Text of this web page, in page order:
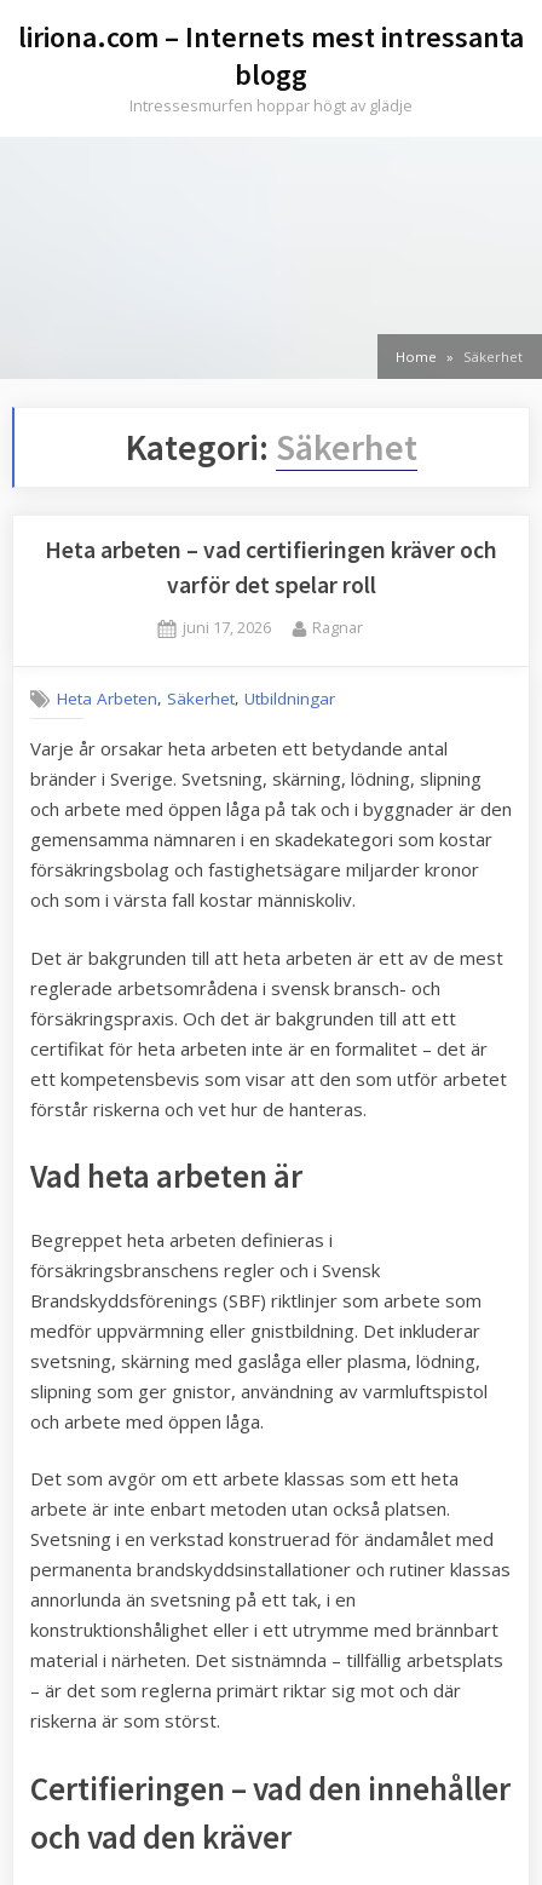
liriona.com – Internets mest intressanta
blogg
Intressesmurfen hoppar högt av glädje
Home Säkerhet
Kategori: Säkerhet
Heta arbeten – vad certifieringen kräver och
varför det spelar roll
Posted
juni 17, 2026 By
Ragnar
Heta Arbeten, Säkerhet,Utbildningar
Varje år orsakar heta arbeten ett betydande antal
bränder i Sverige. Svetsning, skärning, lödning, slipning
och arbete med öppen låga på tak och i byggnader är den
gemensamma nämnaren i en skadekategori som kostar
försäkringsbolag och fastighetsägare miljarder kronor
och som i värsta fall kostar människoliv.
Det är bakgrunden till att heta arbeten är ett av de mest
reglerade arbetsområdena i svensk bransch- och
försäkringspraxis. Och det är bakgrunden till att ett
certifikat för heta arbeten inte är en formalitet – det är
ett kompetensbevis som visar att den som utför arbetet
förstår riskerna och vet hur de hanteras.
Vad heta arbeten är
Begreppet heta arbeten definieras i
försäkringsbranschens regler och i Svensk
Brandskyddsförenings (SBF) riktlinjer som arbete som
medför uppvärmning eller gnistbildning. Det inkluderar
svetsning, skärning med gaslåga eller plasma, lödning,
slipning som ger gnistor, användning av varmluftspistol
och arbete med öppen låga.
Det som avgör om ett arbete klassas som ett heta
arbete är inte enbart metoden utan också platsen.
Svetsning i en verkstad konstruerad för ändamålet med
permanenta brandskyddsinstallationer och rutiner klassas
annorlunda än svetsning på ett tak, i en
konstruktionshålighet eller i ett utrymme med brännbart
material i närheten. Det sistnämnda – tillfällig arbetsplats
– är det som reglerna primärt riktar sig mot och där
riskerna är som störst.
Certifieringen – vad den innehåller
och vad den kräver